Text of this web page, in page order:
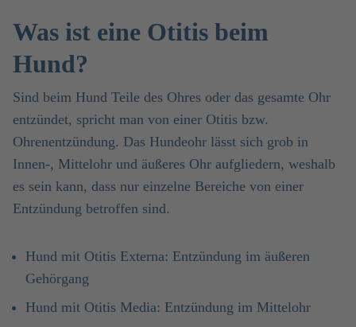
Was ist eine Otitis beim
Hund?
Sind beim Hund Teile des Ohres oder das gesamte Ohr
entzündet, spricht man von einer Otitis bzw.
Ohrenentzündung. Das Hundeohr lässt sich grob in
Innen-, Mittelohr und äußeres Ohr aufgliedern, weshalb
es sein kann, dass nur einzelne Bereiche von einer
Entzündung betroffen sind.
Hund mit Otitis Externa: Entzündung im äußeren
Gehörgang
Hund mit Otitis Media: Entzündung im Mittelohr